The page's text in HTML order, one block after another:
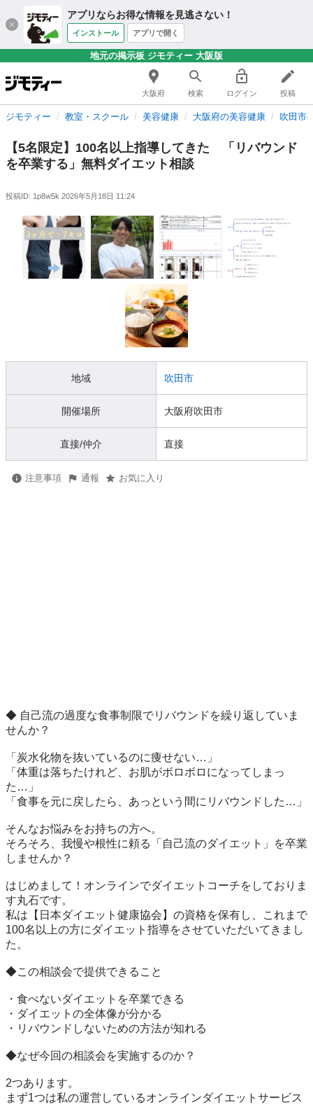
アプリならお得な情報を見逃さない！
インストール アプリで開く
地元の掲示板 ジモティー 大阪版
大阪府 検索 ログイン 投稿
ジモティー 教室・スクール 美容健康 大阪府の美容健康 吹田市
【5名限定】100名以上指導してきた 「リバウンド
を卒業する」無料ダイエット相談
投稿ID: 1p8w5k 2026年5月18日 11:24
地域 吹田市
開催場所 大阪府吹田市
直接/仲介 直接
注意事項 通報 お気に入り
◆ 自己流の過度な食事制限でリバウンドを繰り返していま
せんか？
「炭水化物を抜いているのに痩せない…」
「体重は落ちたけれど、お肌がボロボロになってしまっ
た…」
「食事を元に戻したら、あっという間にリバウンドした…」
そんなお悩みをお持ちの方へ。
そろそろ、我慢や根性に頼る「自己流のダイエット」を卒業
しませんか？
はじめまして！オンラインでダイエットコーチをしておりま
す丸石です。
私は【日本ダイエット健康協会】の資格を保有し、これまで
100名以上の方にダイエット指導をさせていただいてきまし
た。
◆この相談会で提供できること
・食べないダイエットを卒業できる
・ダイエットの全体像が分かる
・リバウンドしないための方法が知れる
◆なぜ今回の相談会を実施するのか？
2つあります。
まず1つは私の運営しているオンラインダイエットサービス